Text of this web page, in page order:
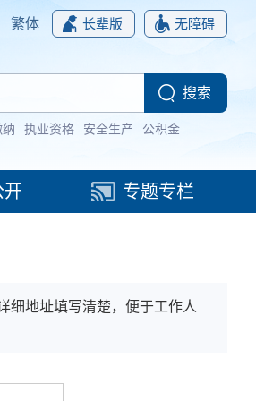
繁体 长辈版 无障碍
执业资格 安全生产 公积金
开 专题专栏
细地址填写清楚，便于工作人